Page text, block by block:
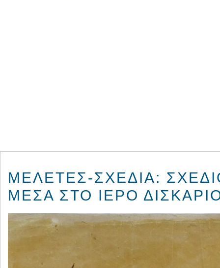
ΜΕΛΈΤΕΣ-ΣΧΈΔΙΑ:
ΜΈΣΑ ΣΤΟ ΙΕΡΌ